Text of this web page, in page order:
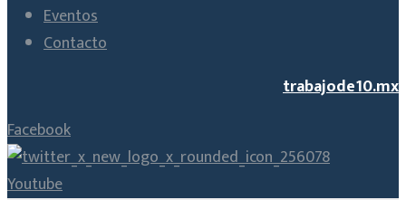
Eventos
Contacto
trabajode10.mx
Facebook
Youtube